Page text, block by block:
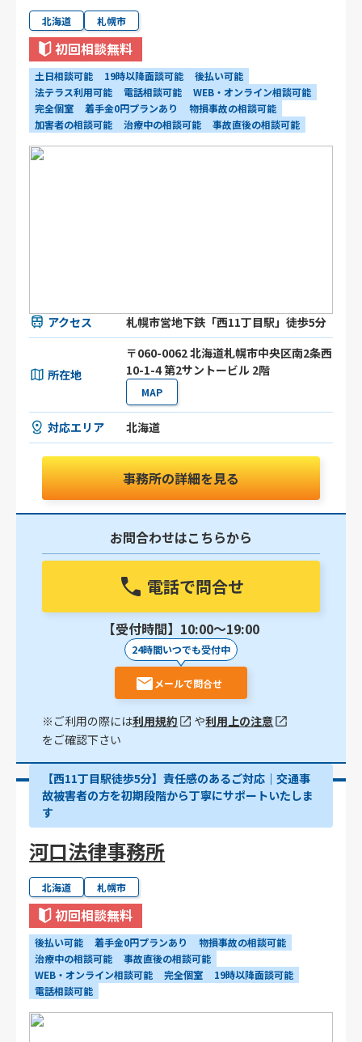
北海道 札幌市
初回相談無料
土日相談可能 19時以降面談可能
後払い可能
法テラス利用可能
電話相談可能
WEB・オンライン相談可能
完全個室
着手金0円プランあり
物損事故の相談可能
加害者の相談可能
治療中の相談可能 事故直後の相談可能
アクセス 札幌市営地下鉄「西11丁目駅」徒歩5分
所在地
〒060-0062 北海道札幌市中央区南2条西
10-1-4 第2サントービル 2階
MAP
対応エリア 北海道
事務所の詳細を見る
お問合わせはこちらから
電話で問合せ
【受付時間】10:00〜19:00
24時間いつでも受付中
メールで問合せ
※ご利用の際には利用規約 や利用上の注意
をご確認下さい
【西11丁目駅徒歩5分】責任感のあるご対応｜交通事
故被害者の方を初期段階から丁寧にサポートいたしま
す
河口法律事務所
北海道 札幌市
初回相談無料
後払い可能 着手金0円プランあり
物損事故の相談可能
治療中の相談可能
事故直後の相談可能
WEB・オンライン相談可能
完全個室
19時以降面談可能
電話相談可能